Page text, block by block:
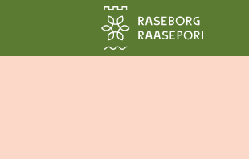
Hoppa till sidans innehåll